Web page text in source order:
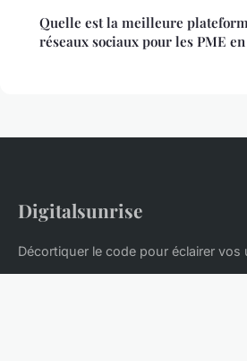
Quelle est la meilleure
réseaux sociaux pour les PME
Digitalsunrise
Décortiquer le code pour éclairer vos